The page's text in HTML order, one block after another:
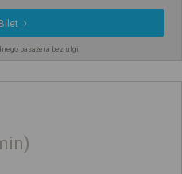
pasażera bez ulgi